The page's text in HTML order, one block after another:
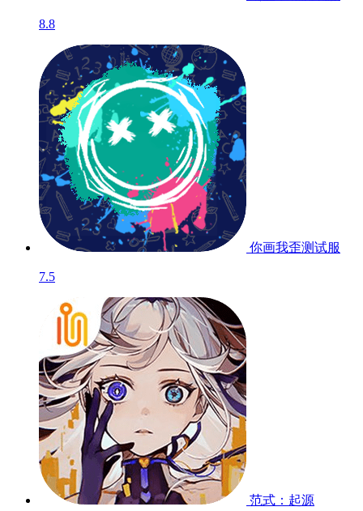
8.8
你画我歪测试服
7.5
范式：起源